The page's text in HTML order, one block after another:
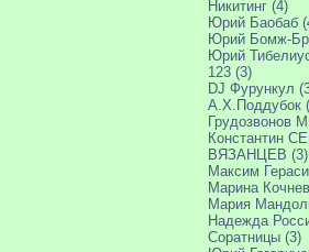
Никитинг (4)
Юрий Баобаб
Юрий Бомж-
Юрий
123 (3)
DJ Фурункул
А.Х.Поддубок
Грудозвонов
Константин
ВЯЗАНЦЕВ (3)
Максим
Марина
Мария
Надежда
Соратницы (3)